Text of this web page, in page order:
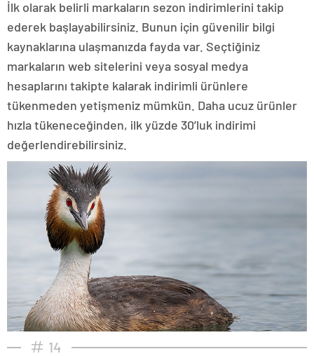
İlk olarak belirli markaların sezon indirimlerini takip
ederek başlayabilirsiniz. Bunun için güvenilir bilgi
kaynaklarına ulaşmanızda fayda var. Seçtiğiniz
markaların web sitelerini veya sosyal medya
hesaplarını takipte kalarak indirimli ürünlere
tükenmeden yetişmeniz mümkün. Daha ucuz ürünler
hızla tükeneceğinden, ilk yüzde 30’luk indirimi
değerlendirebilirsiniz.
14